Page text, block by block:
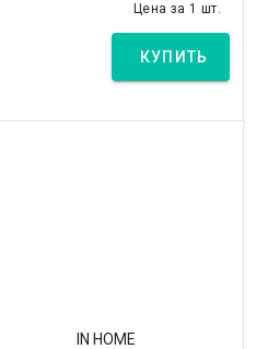
Цена за 1 шт.
КУПИТЬ
IN HOME